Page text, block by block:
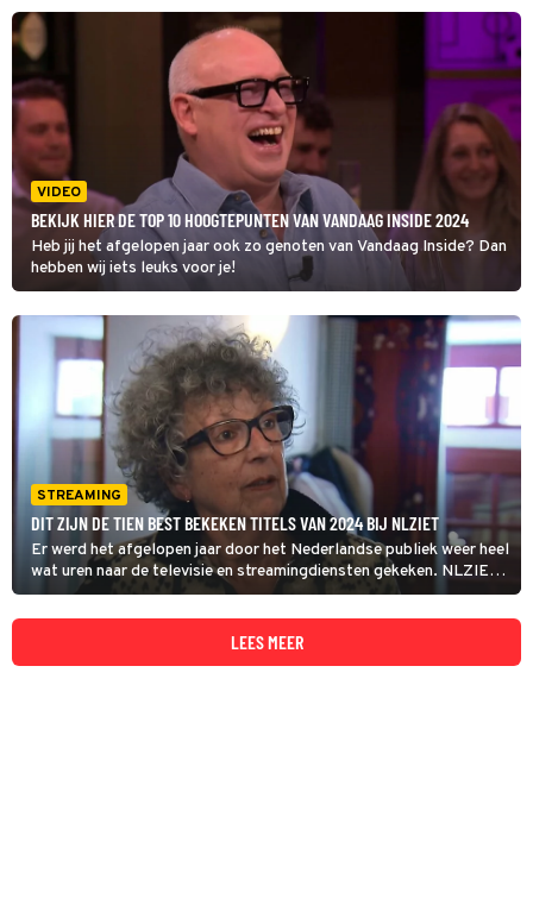
VIDEO
BEKIJK HIER DE TOP 10 HOOGTEPUNTEN VAN VANDAAG INSIDE 2024
Heb jij het afgelopen jaar ook zo genoten van Vandaag Inside? Dan
hebben wij iets leuks voor je!
STREAMING
DIT ZIJN DE TIEN BEST BEKEKEN TITELS VAN 2024 BIJ NLZIET
Er werd het afgelopen jaar door het Nederlandse publiek weer heel
wat uren naar de televisie en streamingdiensten gekeken. NLZIET
maakt daarom nu bekend wat bij hen de best bekeken titels van
het afgelopen jaar zijn.
LEES MEER